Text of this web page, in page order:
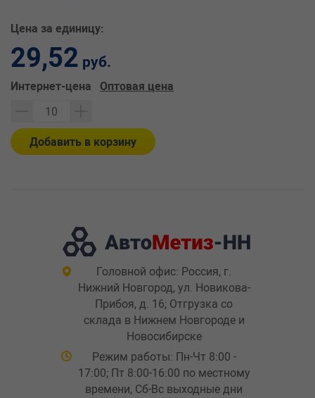
Цена за единицу:
29,52 руб.
Интернет-цена Оптовая цена
Добавить в корзину
Головной офис: Россия, г.
Нижний Новгород, ул. Новикова-
Прибоя, д. 16; Отгрузка со
склада в Нижнем Новгороде и
Новосибирске
Режим работы: Пн-Чт 8:00 -
17:00; Пт 8:00-16:00 по местному
времени, Сб-Вс выходные дни